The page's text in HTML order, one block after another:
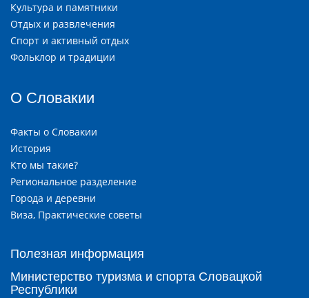
Культура и памятники
Отдых и развлечения
Спорт и активный отдых
Фольклор и традиции
О Словакии
Факты о Словакии
История
Кто мы такие?
Региональное разделение
Города и деревни
Виза, Практические советы
Полезная информация
Министерство туризма и спорта Словацкой
Республики